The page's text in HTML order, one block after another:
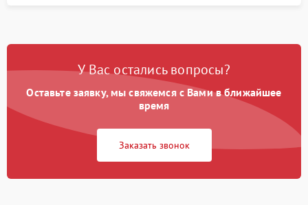
У Вас остались вопросы?
Оставьте заявку, мы свяжемся с Вами в ближайшее
время
Заказать звонок